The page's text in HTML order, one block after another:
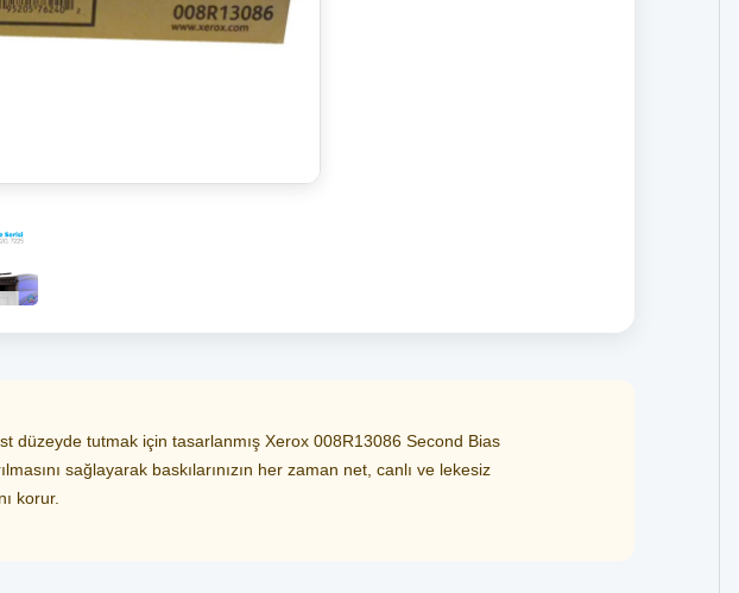
düzeyde tutmak için tasarlanmış Xerox 008R13086 Second Bias
sağlayarak baskılarınızın her zaman net, canlı ve lekesiz
korur.